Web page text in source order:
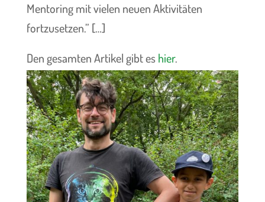
Mentoring mit vielen neuen Aktivitäten
fortzusetzen.” […]
Den gesamten Artikel gibt eshier.